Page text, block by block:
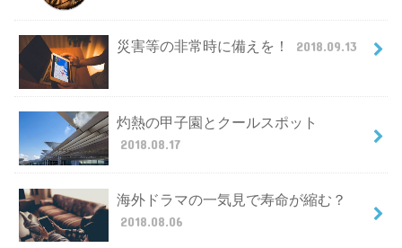
災害等の非常時に備えを！ 2018.09.13
灼熱の甲子園とクールスポット
2018.08.17
海外ドラマの一気見で寿命が縮む？
2018.08.06